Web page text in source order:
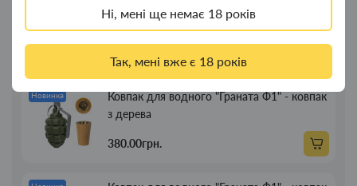
Ні, мені ще немає 18 років
Так, мені вже є 18 років
Новинка
Ковпак для водного "Граната Ф1" - ковпак
з дерева
380.00грн.